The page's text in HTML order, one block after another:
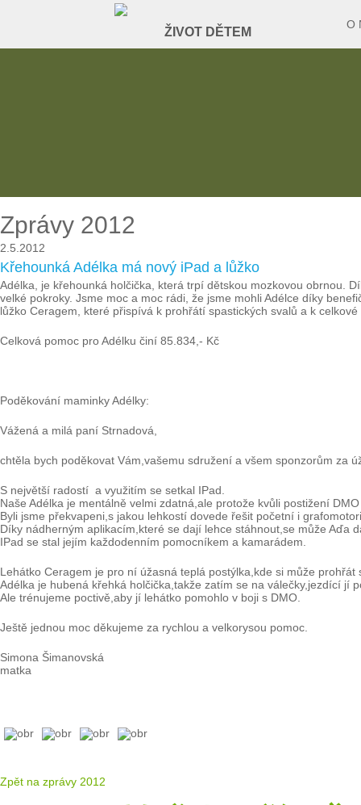
O
Zprávy 2012
2.5.2012
Křehounká Adélka má nový iPad a lůžko
Adélka, je křehounká holčička, která trpí dětskou mozkovou obrnou.
velké pokroky. Jsme moc a moc rádi, že jsme mohli Adélce díky
lůžko Ceragem, které přispívá k prohřátí spastických svalů a k
Celková pomoc pro Adélku činí 85.834,- Kč
Poděkování maminky Adélky:
Vážená a milá paní Strnadová,
chtěla bych poděkovat Vám,vašemu sdružení a všem sponzorům za
S největší radostí a využitím se setkal IPad.
Naše Adélka je mentálně velmi zdatná,ale protože kvůli postižení
Byli jsme překvapeni,s jakou lehkostí dovede řešit početní i
Díky nádherným aplikacím,které se dají lehce stáhnout,se může Aďa
IPad se stal jejím každodenním pomocníkem a kamarádem.
Lehátko Ceragem je pro ní úžasná teplá postýlka,kde si může prohřát
Adélka je hubená křehká holčička,takže zatím se na válečky,jezdící jí
Ale trénujeme poctivě,aby jí lehátko pomohlo v boji s DMO.
Ještě jednou moc děkujeme za rychlou a velkorysou pomoc.
Simona Šimanovská
matka
Zpět na zprávy 2012